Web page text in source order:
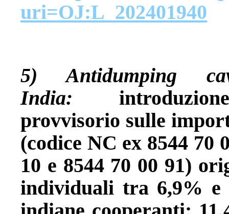
uri=OJ:L_202401940
5) Antidumping
India:
provvisorio sulle
(codice NC ex 8544 70
10 e 8544 70 00 91)
individuali tra 6,9% e